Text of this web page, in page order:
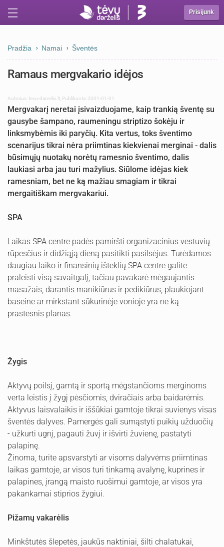
Prisijunk
Pradžia Namai Šventės
Ramaus mergvakario idėjos
Autorius:tevu-darzelis.lt Publikuota: 2001-01-01
Mergvakarį neretai įsivaizduojame, kaip trankią šventę su
gausybe šampano, raumeningu striptizo šokėju ir
linksmybėmis iki paryčių. Kita vertus, toks šventimo
scenarijus tikrai nėra priimtinas kiekvienai merginai - dalis
būsimųjų nuotakų norėtų ramesnio šventimo, dalis
laukiasi arba jau turi mažylius. Siūlome idėjas kiek
ramesniam, bet ne ką mažiau smagiam ir tikrai
mergaitiškam mergvakariui.
SPA
Laikas SPA centre padės pamiršti organizacinius vestuvių
rūpesčius ir didžiąją dieną pasitikti pasilsėjus. Turėdamos
daugiau laiko ir finansinių išteklių SPA centre galite
praleisti visą savaitgalį, tačiau pavakarė mėgaujantis
masažais, darantis manikiūrus ir pedikiūrus, plaukiojant
baseine ar mirkstant sūkurinėje vonioje yra ne ką
prastesnis planas.
Žygis
Aktyvų poilsį, gamtą ir sportą mėgstančioms merginoms
verta leistis į žygį pėsčiomis, dviračiais arba baidarėmis.
Aktyvus laisvalaikis ir iššūkiai gamtoje tikrai suvienys visas
šventės dalyves. Pamergės gali sumąstyti puikių užduočių
- užkurti ugnį, pagauti žuvį ir išvirti žuvienę, pastatyti
palapinę.
Žinoma, turite apsvarstyti ar visoms dalyvėms priimtinas
laikas gamtoje, ar visos turi tinkamą avalynę, kuprines ir
palapines, įrangą maisto ruošimui gamtoje, ar visos yra
pakankamai stiprios žygiui.
Pižamų vakarėlis
Minkštutės šlepetės, jaukūs naktiniai, šilti chalatukai,